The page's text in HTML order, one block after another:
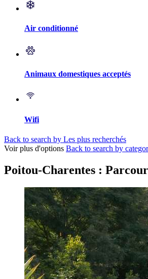
Air conditionné
Animaux domestiques acceptés
Wifi
Back to search by Les plus recherchés
Voir plus d'options Back to search by
Poitou-Charentes :